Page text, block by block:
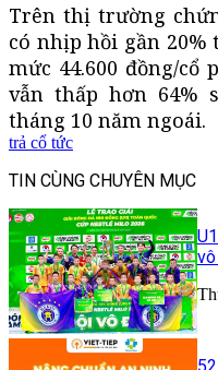
Trên thị trường
có nhịp hồi gần 20%
mức 44.600 đồng/cổ
vẫn thấp hơn 64%
tháng 10 năm ngoái.
trả cổ tức
TIN CÙNG CHUYÊN MỤC